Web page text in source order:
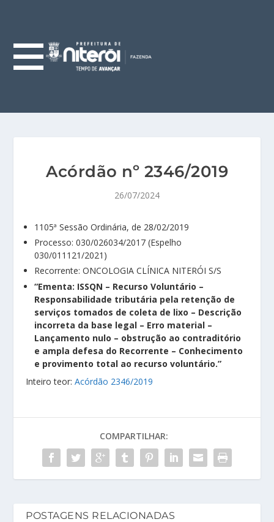
Acórdão nº 2346/2019
26/07/2024
1105ª Sessão Ordinária, de 28/02/2019
Processo: 030/026034/2017 (Espelho
030/011121/2021)
Recorrente: ONCOLOGIA CLÍNICA NITERÓI S/S
“Ementa: ISSQN – Recurso Voluntário –
Responsabilidade tributária pela retenção de
serviços tomados de coleta de lixo – Descrição
incorreta da base legal – Erro material –
Lançamento nulo – obstrução ao contraditório
e ampla defesa do Recorrente – Conhecimento
e provimento total ao recurso voluntário.”
Inteiro teor:Acórdão 2346/2019
COMPARTILHAR:
POSTAGENS RELACIONADAS